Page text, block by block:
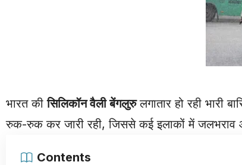
भारत कीसिलिकॉन वैली बेंगलुरुलगातार हो रही भारी
रुक-रुक कर जारी रही, जिससे कई इलाकों में जलभराव
Contents